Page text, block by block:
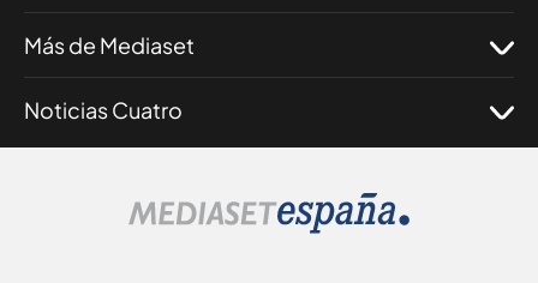
Más de Mediaset
Noticias Cuatro